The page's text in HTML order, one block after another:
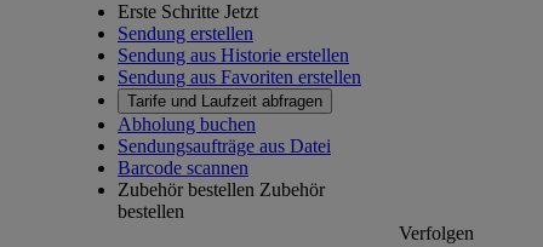
Erste Schritte Jetzt
Sendung erstellen
Sendung aus Historie erstellen
Sendung aus Favoriten erstellen
Tarife und Laufzeit abfragen
Abholung buchen
Sendungsaufträge aus Datei
Barcode scannen
Zubehör bestellen Zubehör
bestellen
Verfolgen